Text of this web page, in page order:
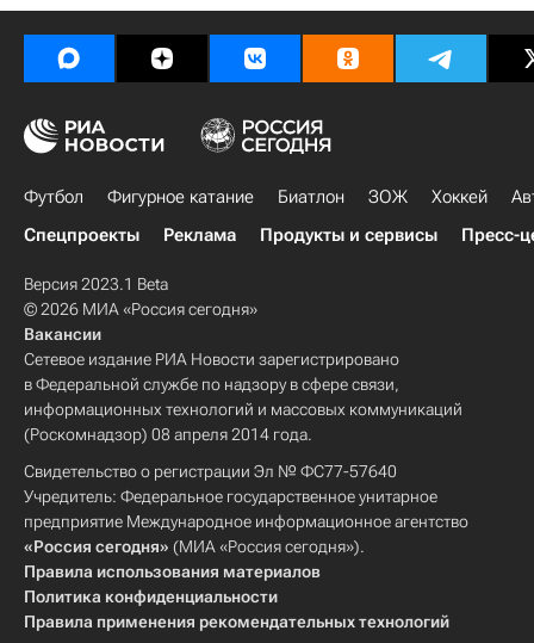
Футбол Фигурное катание Биатлон ЗОЖ Хоккей
Спецпроекты
Реклама Продукты и сервисы Пресс-
Версия 2023.1 Beta
© 2026 МИА «Россия сегодня»
Вакансии
Сетевое издание РИА Новости зарегистрировано
в Федеральной службе по надзору в сфере связи,
информационных технологий и массовых коммуникаций
(Роскомнадзор) 08 апреля 2014 года.
Свидетельство о регистрации Эл № ФС77-57640
Учредитель: Федеральное государственное унитарное
предприятие Международное информационное агентство
«Россия сегодня» (МИА «Россия сегодня»).
Правила использования материалов
Политика конфиденциальности
Правила применения рекомендательных технологий